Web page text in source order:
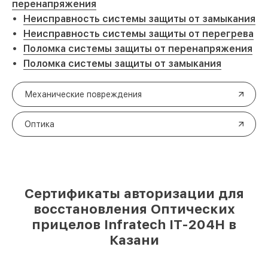
перенапряжения
Неисправность системы защиты от замыкания
Неисправность системы защиты от перегрева
Поломка системы защиты от перенапряжения
Поломка системы защиты от замыкания
Механические повреждения
Оптика
Сертификаты авторизации для
восстановления Оптических
прицелов Infratech IT-204H в
Казани